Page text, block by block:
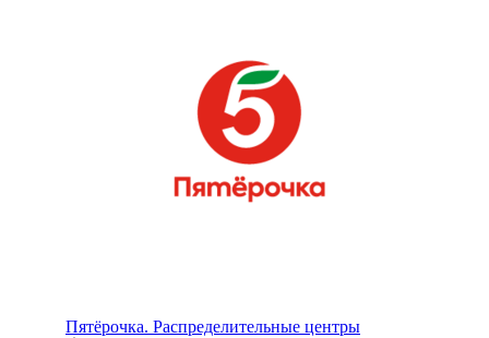
Пятёрочка. Распределительные центры